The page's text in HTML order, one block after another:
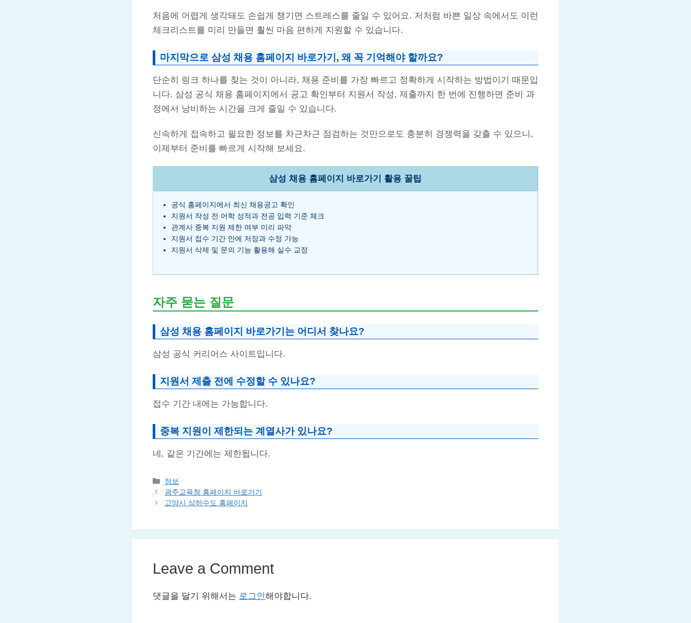
처음에 어렵게 생각돼도 손쉽게 챙기면 스트레스를 줄일 수 있어요. 저처럼 바쁜 일상 속에서도 이런
체크리스트를 미리 만들면 훨씬 마음 편하게 지원할 수 있습니다.
마지막으로 삼성 채용 홈페이지 바로가기, 왜 꼭 기억해야 할까요?
단순히 링크 하나를 찾는 것이 아니라, 채용 준비를 가장 빠르고 정확하게 시작하는 방법이기 때문입
니다. 삼성 공식 채용 홈페이지에서 공고 확인부터 지원서 작성, 제출까지 한 번에 진행하면 준비 과
정에서 낭비하는 시간을 크게 줄일 수 있습니다.
신속하게 접속하고 필요한 정보를 차근차근 점검하는 것만으로도 충분히 경쟁력을 갖출 수 있으니,
이제부터 준비를 빠르게 시작해 보세요.
삼성 채용 홈페이지 바로가기 활용 꿀팁
공식 홈페이지에서 최신 채용공고 확인
지원서 작성 전 어학 성적과 전공 입력 기준 체크
관계사 중복 지원 제한 여부 미리 파악
지원서 접수 기간 안에 저장과 수정 가능
지원서 삭제 및 문의 기능 활용해 실수 교정
자주 묻는 질문
삼성 채용 홈페이지 바로가기는 어디서 찾나요?
삼성 공식 커리어스 사이트입니다.
지원서 제출 전에 수정할 수 있나요?
접수 기간 내에는 가능합니다.
중복 지원이 제한되는 계열사가 있나요?
네, 같은 기간에는 제한됩니다.
Categories
정보
광주교육청 홈페이지 바로가기
고양시 상하수도 홈페이지
Leave a Comment
댓글을 달기 위해서는 로그인해야합니다.